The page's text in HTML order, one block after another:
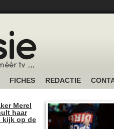
FICHES REDACTIE
Merel
haar
kijk op de